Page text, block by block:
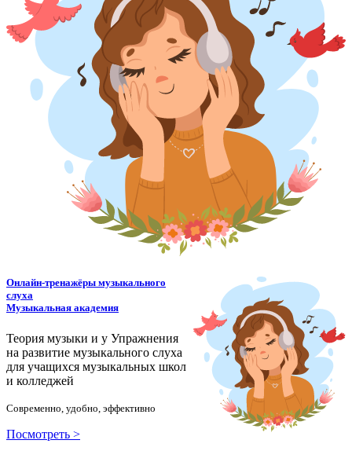
Онлайн-тренажёры музыкального
слуха
Музыкальная академия
Теория музыки и у Упражнения
на развитие музыкального слуха
для учащихся музыкальных школ
и колледжей
Современно, удобно, эффективно
Посмотреть >